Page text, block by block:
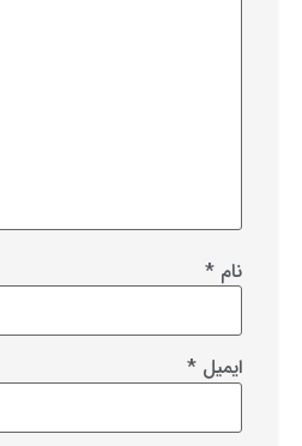
نام *
ایمیل *